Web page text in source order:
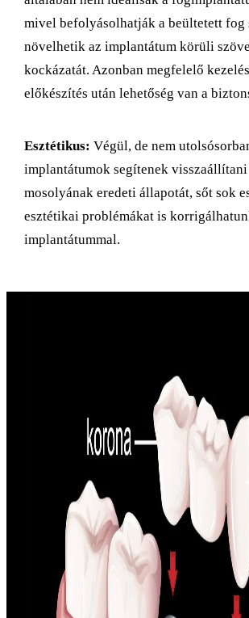
mivel befolyásolhatják a beültetett fog
növelhetik az implantátum körüli
kockázatát. Azonban megfelelő
előkészítés után lehetőség van a
Esztétikus: Végül, de nem
implantátumok segítenek visszaállítani
mosolyának eredeti állapotát, sőt sok
esztétikai problémákat is
implantátummal.